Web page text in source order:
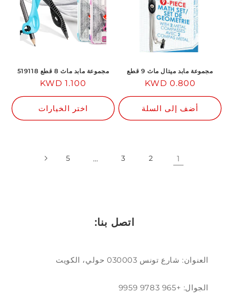
مجموعة مابد ميتال ماث 9 قطع
السعر
العادي
0.800 KWD
أضف إلى السلة
مجموعة مابد ماث 8 قطع 519118
السعر
العادي
1.100 KWD
اختر الخيارات
1
2
3
…
5
اتصل بنا:
العنوان: شارع تونس 030003 حولي، الكويت
الجوال: +965 9783 9959